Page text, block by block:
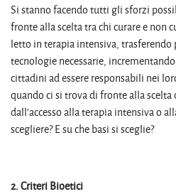
Si stanno facendo tutti gli sforzi
fronte alla scelta tra chi curare e non
letto in terapia intensiva,
tecnologie necessarie,
cittadini ad essere responsabili nei
quando ci si trova di fronte alla scelta
dall’accesso alla terapia intensiva o
scegliere? E su che basi si sceglie?
2. Criteri Bioetici